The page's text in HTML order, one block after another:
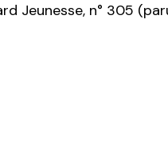
Jeunesse, n° 305